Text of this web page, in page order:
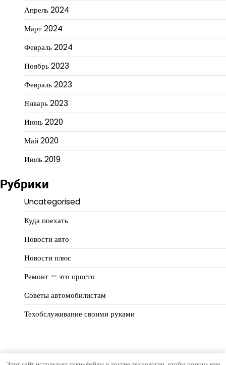
Апрель 2024
Март 2024
Февраль 2024
Ноябрь 2023
Февраль 2023
Январь 2023
Июнь 2020
Май 2020
Июль 2019
Рубрики
Uncategorised
Куда поехать
Новости авто
Новости плюс
Ремонт — это просто
Советы автомобилистам
Техобслуживание своими руками